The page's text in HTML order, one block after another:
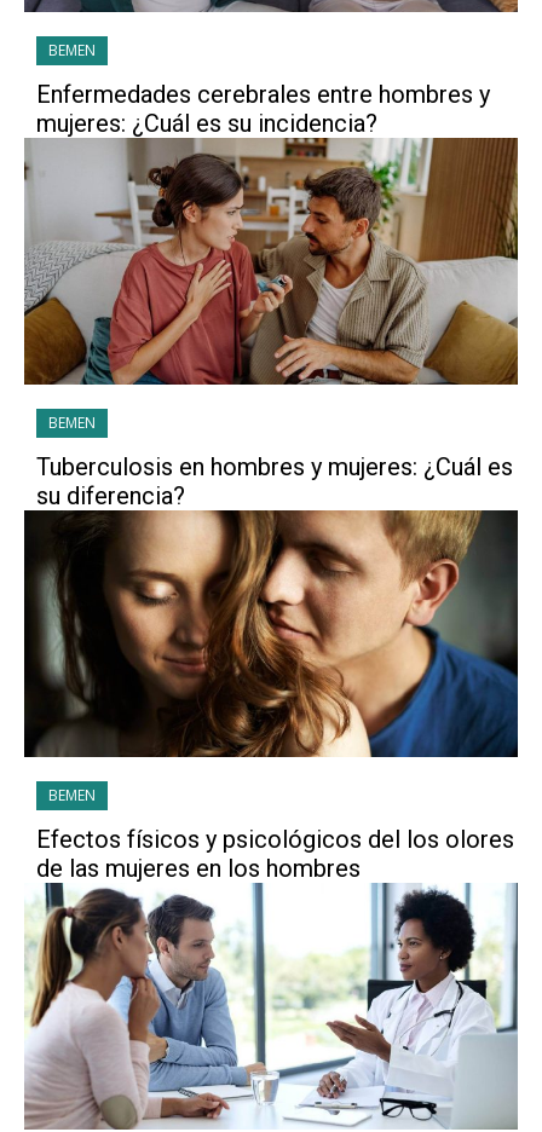
BEMEN
Enfermedades cerebrales entre hombres y
mujeres: ¿Cuál es su incidencia?
BEMEN
Tuberculosis en hombres y mujeres: ¿Cuál es
su diferencia?
BEMEN
Efectos físicos y psicológicos del los olores
de las mujeres en los hombres